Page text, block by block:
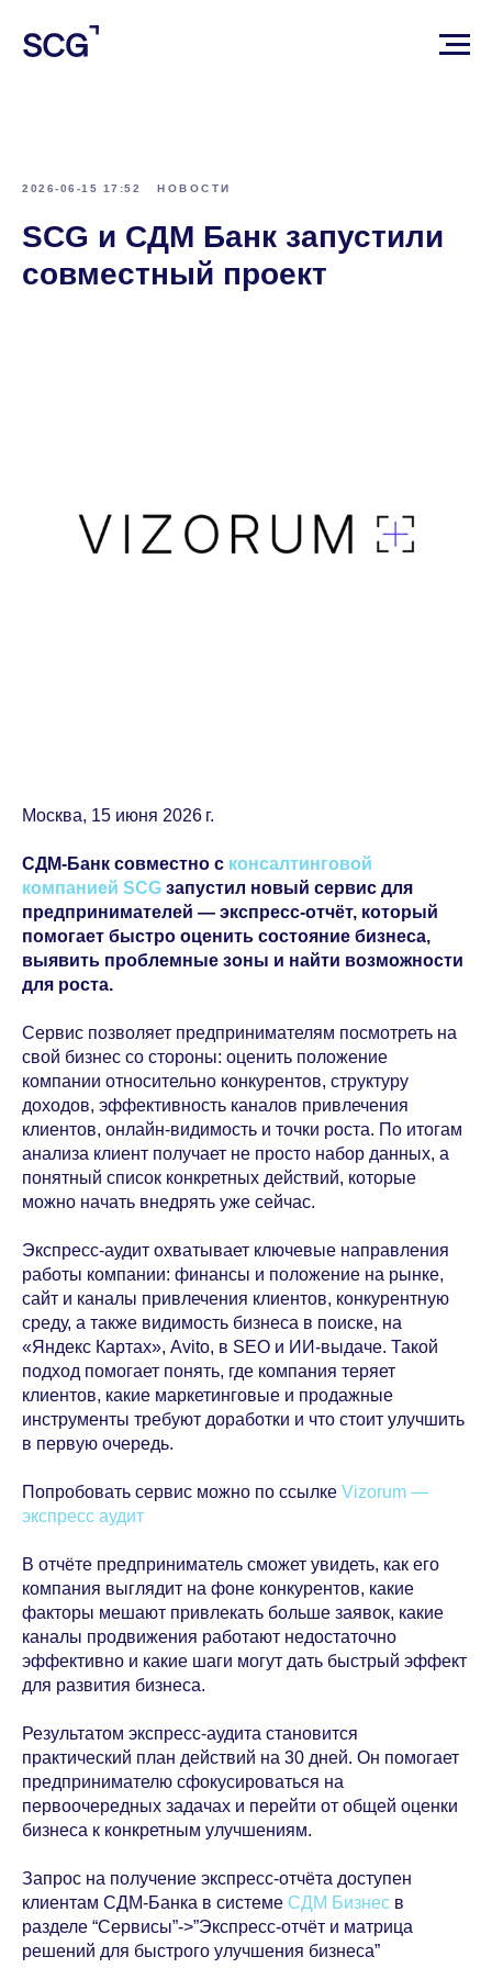
2026-06-15 17:52 НОВОСТИ
SCG и СДМ Банк запустили
совместный проект
Москва, 15 июня 2026 г.
СДМ-Банк совместно с консалтинговой
компанией SCG запустил новый сервис для
предпринимателей — экспресс-отчёт, который
помогает быстро оценить состояние бизнеса,
выявить проблемные зоны и найти возможности
для роста.
Сервис позволяет предпринимателям посмотреть на
свой бизнес со стороны: оценить положение
компании относительно конкурентов, структуру
доходов, эффективность каналов привлечения
клиентов, онлайн-видимость и точки роста. По итогам
анализа клиент получает не просто набор данных, а
понятный список конкретных действий, которые
можно начать внедрять уже сейчас.
Экспресс-аудит охватывает ключевые направления
работы компании: финансы и положение на рынке,
сайт и каналы привлечения клиентов, конкурентную
среду, а также видимость бизнеса в поиске, на
«Яндекс Картах», Avito, в SEO и ИИ-выдаче. Такой
подход помогает понять, где компания теряет
клиентов, какие маркетинговые и продажные
инструменты требуют доработки и что стоит улучшить
в первую очередь.
Попробовать сервис можно по ссылке Vizorum —
экспресс аудит
В отчёте предприниматель сможет увидеть, как его
компания выглядит на фоне конкурентов, какие
факторы мешают привлекать больше заявок, какие
каналы продвижения работают недостаточно
эффективно и какие шаги могут дать быстрый эффект
для развития бизнеса.
Результатом экспресс-аудита становится
практический план действий на 30 дней. Он помогает
предпринимателю сфокусироваться на
первоочередных задачах и перейти от общей оценки
бизнеса к конкретным улучшениям.
Запрос на получение экспресс-отчёта доступен
клиентам СДМ-Банка в системе СДМ Бизнес в
разделе “Сервисы”->”Экспресс-отчёт и матрица
решений для быстрого улучшения бизнеса”